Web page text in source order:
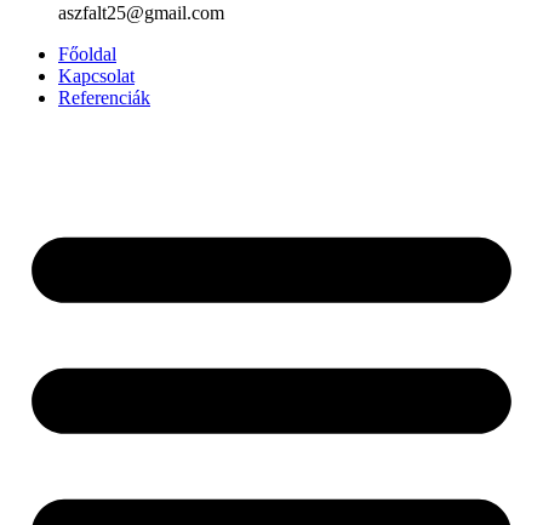
aszfalt25@gmail.com
Főoldal
Kapcsolat
Referenciák